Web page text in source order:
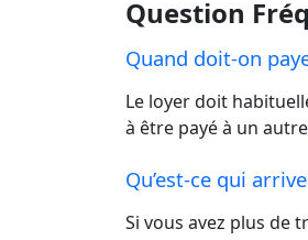
Question
Quand doit-on
Le loyer doit
à être payé à un
Qu’est-ce qui
Si vous avez plus de